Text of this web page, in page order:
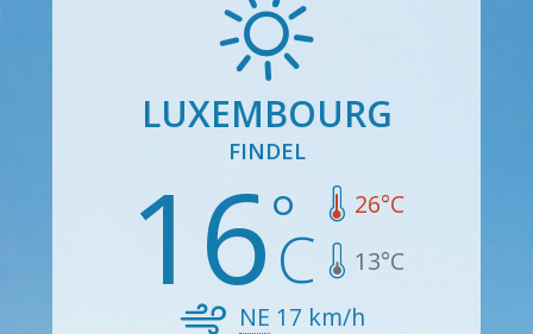
LUXEMBOURG
FINDEL
16 26°C
13°C
NE 17 km/h